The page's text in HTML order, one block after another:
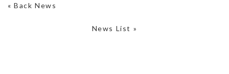
«Back News
News List »